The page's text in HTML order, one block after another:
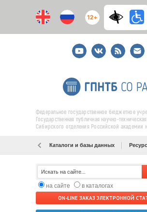
12+
YoutubeВКонтакте
RSS
E-
mail
Федеральное государственное бюджетное
Государственная публичная научно-
Сибирского отделения Российской академии
Каталоги и базы данных
на сайте
в каталогах
ON-LINE ЗАКАЗ ЭЛЕКТРОННОЙ